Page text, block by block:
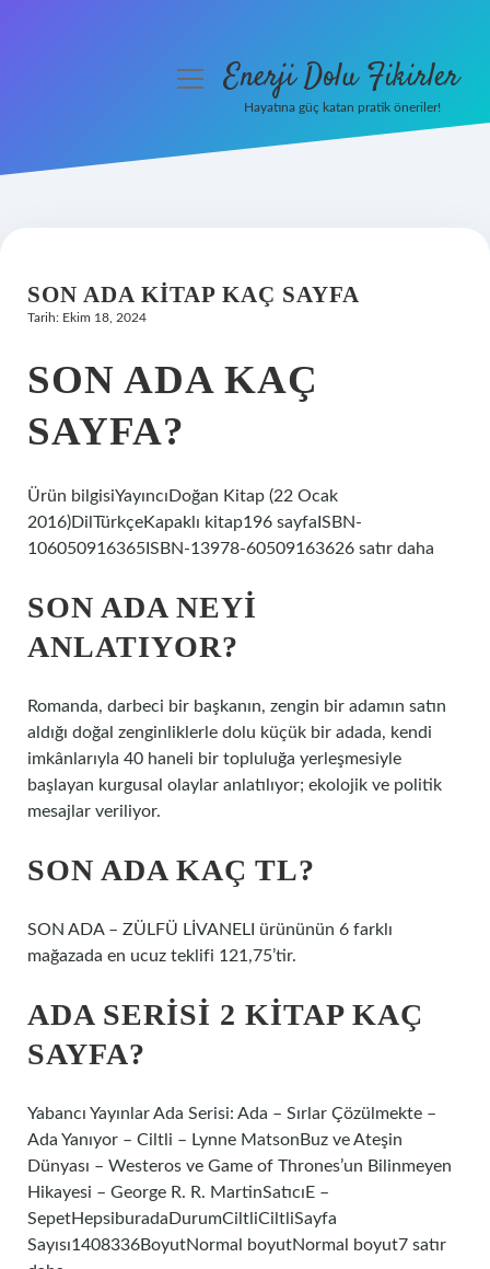
Hakkımızda
menüyüEnerji Dolu Fikirler
Hayatına güç katan pratik öneriler!
SON ADA KITAP KAÇ SAYFA
Tarih: Ekim 18, 2024
SON ADA KAÇ
SAYFA?
Ürün bilgisiYayıncıDoğan Kitap (22 Ocak
2016)DilTürkçeKapaklı kitap196 sayfaISBN-
106050916365ISBN-13978-60509163626 satır daha
SON ADA NEYI
ANLATIYOR?
Romanda, darbeci bir başkanın, zengin bir adamın satın
aldığı doğal zenginliklerle dolu küçük bir adada, kendi
imkânlarıyla 40 haneli bir topluluğa yerleşmesiyle
başlayan kurgusal olaylar anlatılıyor; ekolojik ve politik
mesajlar veriliyor.
SON ADA KAÇ TL?
SON ADA – ZÜLFÜ LİVANELI ürününün 6 farklı
mağazada en ucuz teklifi 121,75’tir.
ADA SERISI 2 KITAP KAÇ
SAYFA?
Yabancı Yayınlar Ada Serisi: Ada – Sırlar Çözülmekte –
Ada Yanıyor – Ciltli – Lynne MatsonBuz ve Ateşin
Dünyası – Westeros ve Game of Thrones’un Bilinmeyen
Hikayesi – George R. R. MartinSatıcıE –
SepetHepsiburadaDurumCiltliCiltliSayfa
Sayısı1408336BoyutNormal boyutNormal boyut7 satır